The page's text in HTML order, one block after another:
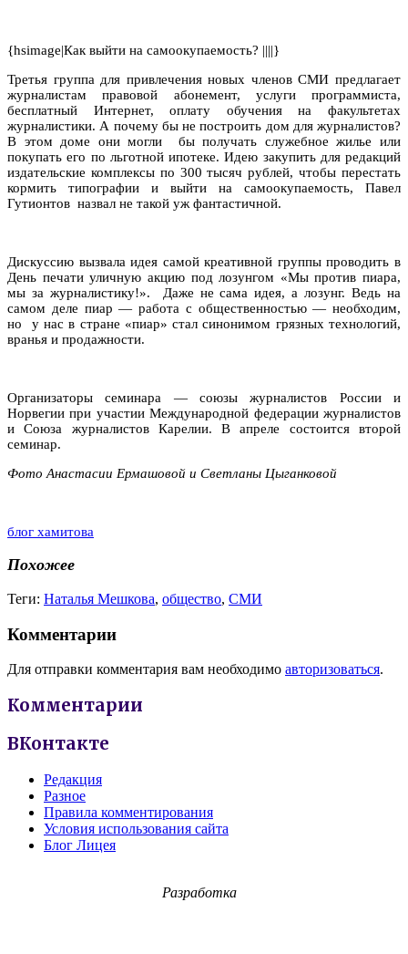
{hsimage|Как выйти на самоокупаемость? ||||}
Третья группа для привлечения новых членов СМИ предлагает
журналистам правовой абонемент, услуги программиста,
бесплатный Интернет, оплату обучения на факультетах
журналистики. А почему бы не построить дом для журналистов?
В этом доме они могли
бы получать служебное жилье или
покупать его по льготной ипотеке. Идею закупить для редакций
издательские комплексы по 300 тысяч рублей, чтобы перестать
кормить типографии и выйти на самоокупаемость, Павел
Гутионтов назвал не такой уж фантастичной.
Дискуссию вызвала идея самой креативной группы проводить в
День печати уличную акцию под лозунгом «Мы против пиара,
мы за журналистику!». Даже не сама идея, а лозунг. Ведь на
самом деле пиар — работа с общественностью — необходим,
но
у нас в стране «пиар» стал синонимом грязных технологий,
вранья и продажности.
Организаторы семинара — союзы журналистов России и
Норвегии при участии Международной федерации журналистов
и Союза журналистов Карелии. В апреле состоится второй
семинар.
Фото Анастасии Ермашовой и Светланы Цыганковой
блог хамитова
Похожее
Теги: Наталья Мешкова, общество, СМИ
Комментарии
Для отправки комментария вам необходимо авторизоваться.
Комментарии
ВКонтакте
Редакция
Разное
Правила комментирования
Условия использования сайта
Блог Лицея
Разработка